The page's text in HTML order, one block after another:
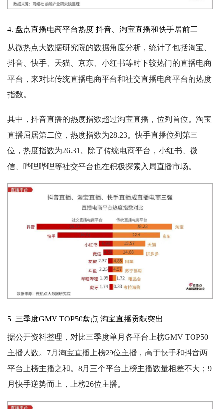
4. 盘点直播电商平台热度 抖音、淘宝直播和快手居前三
从微热点大数据研究院的数据角度分析，统计了包括淘宝、
抖音、快手、天猫、京东、小红书等时下较热门的直播电商
平台，来对比传统直播电商平台和社交直播电商平台的热度
指数。
其中，抖音直播的热度指数超过淘宝直播，位列首位。淘宝
直播屈居第二位，热度指数为28.23。快手直播位列第三
位，热度指数为26.31。除了传统电商平台，小红书、微
信、哔哩哔哩等社交平台也在积极探索入局直播市场。
5. 三季度GMV TOP50盘点 淘宝直播贡献突出
据公开资料整理，对比三季度单月各平台上榜GMV TOP50
主播人数。7月淘宝直播上榜29位主播，高于快手和抖音两
平台上榜主播之和。8月三个平台上榜主播数量相差不大；9
月快手逆势而上，上榜26位主播。